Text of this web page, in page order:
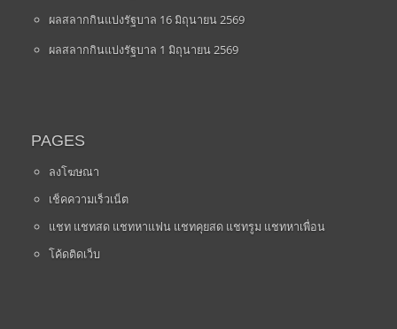
ผลสลากกินแบ่งรัฐบาล 16 มิถุนายน 2569
ผลสลากกินแบ่งรัฐบาล 1 มิถุนายน 2569
PAGES
ลงโฆษณา
เช็คความเร็วเน็ต
แชท แชทสด แชทหาแฟน แชทคุยสด แชทรูม แชทหาเพื่อน
โค้ดติดเว็บ